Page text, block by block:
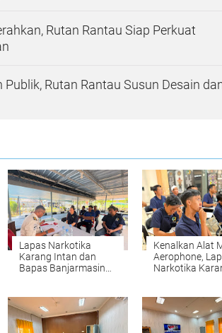
Rutan Rantau Siap Perkuat
Rutan Rantau Susun Desain
Lapas Narkotika
Karang Intan dan
Bapas Banjarmasin
Warga Binaan
Kenalkan Alat
Aerophone,
Narkotika